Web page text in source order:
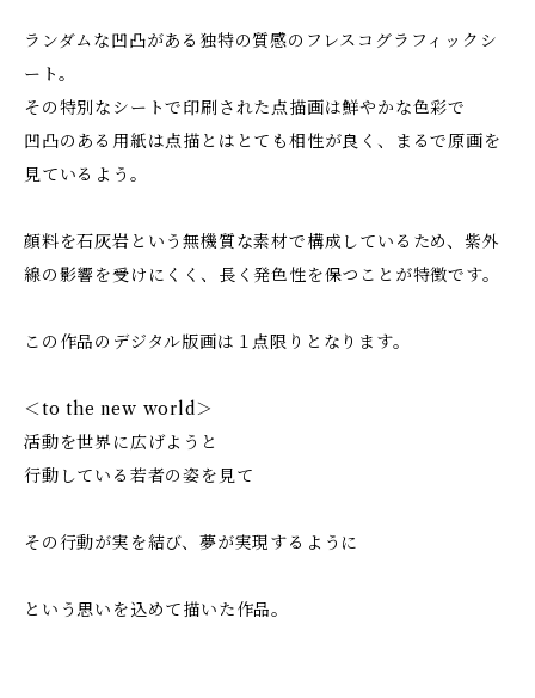
ランダムな凹凸がある独特の質感のフレスコグラフィックシ
ート。
その特別なシートで印刷された点描画は鮮やかな色彩で
凹凸のある用紙は点描とはとても相性が良く、まるで原画を
見ているよう。
顔料を石灰岩という無機質な素材で構成しているため、紫外
線の影響を受けにくく、長く発色性を保つことが特徴です。
この作品のデジタル版画は１点限りとなります。
＜to the new world＞
活動を世界に広げようと
行動している若者の姿を見て
その行動が実を結び、夢が実現するように
という思いを込めて描いた作品。